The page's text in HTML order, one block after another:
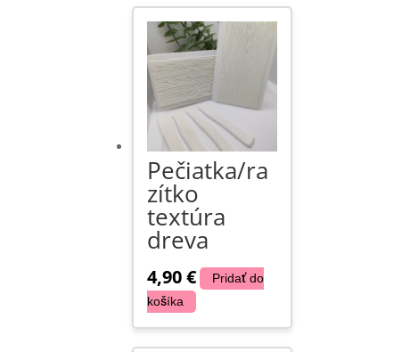
Pečiatka/ra
zítko
textúra
dreva
4,90€
Pridať do
košíka